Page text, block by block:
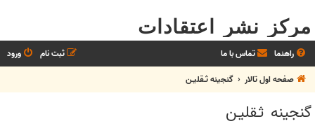
مرکز نشر اعتقادات
راهنما تماس با ما ورود
ثبت نام
صفحه اول تالار
گنجینه ثـقلیـن
گنجینه ثـقلیـن